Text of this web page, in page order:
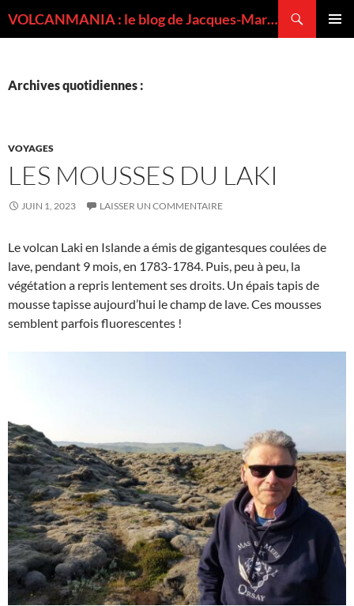
VOLCANMANIA : le blog de Jacques-Marie BARDINTZEFF, volcanologue
Archives quotidiennes :
VOYAGES
LES MOUSSES DU LAKI
JUIN 1, 2023 LAISSER UN COMMENTAIRE
Le volcan Laki en Islande a émis de gigantesques coulées de
lave, pendant 9 mois, en 1783-1784. Puis, peu à peu, la
végétation a repris lentement ses droits. Un épais tapis de
mousse tapisse aujourd’hui le champ de lave. Ces mousses
semblent parfois fluorescentes !